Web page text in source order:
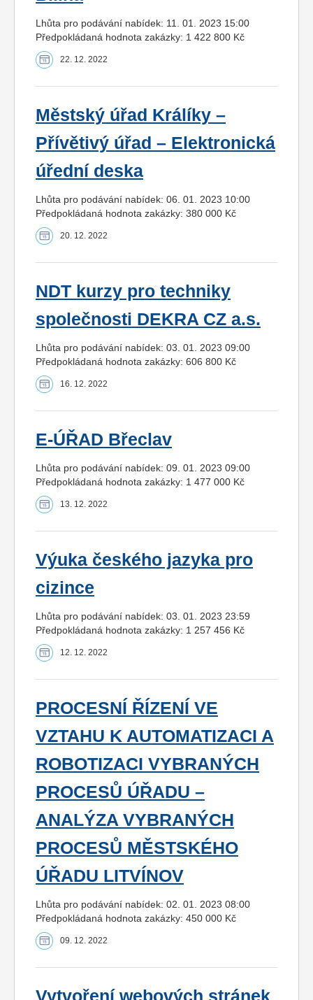
Lhůta pro podávání nabídek: 11. 01. 2023 15:00
Předpokládaná hodnota zakázky: 1 422 800 Kč
22. 12. 2022
Městský úřad Králíky –
Přívětivý úřad – Elektronická
úřední deska
Lhůta pro podávání nabídek: 06. 01. 2023 10:00
Předpokládaná hodnota zakázky: 380 000 Kč
20. 12. 2022
NDT kurzy pro techniky
společnosti DEKRA CZ a.s.
Lhůta pro podávání nabídek: 03. 01. 2023 09:00
Předpokládaná hodnota zakázky: 606 800 Kč
16. 12. 2022
E-ÚŘAD Břeclav
Lhůta pro podávání nabídek: 09. 01. 2023 09:00
Předpokládaná hodnota zakázky: 1 477 000 Kč
13. 12. 2022
Výuka českého jazyka pro
cizince
Lhůta pro podávání nabídek: 03. 01. 2023 23:59
Předpokládaná hodnota zakázky: 1 257 456 Kč
12. 12. 2022
PROCESNÍ ŘÍZENÍ VE
VZTAHU K AUTOMATIZACI A
ROBOTIZACI VYBRANÝCH
PROCESŮ ÚŘADU –
ANALÝZA VYBRANÝCH
PROCESŮ MĚSTSKÉHO
ÚŘADU LITVÍNOV
Lhůta pro podávání nabídek: 02. 01. 2023 08:00
Předpokládaná hodnota zakázky: 450 000 Kč
09. 12. 2022